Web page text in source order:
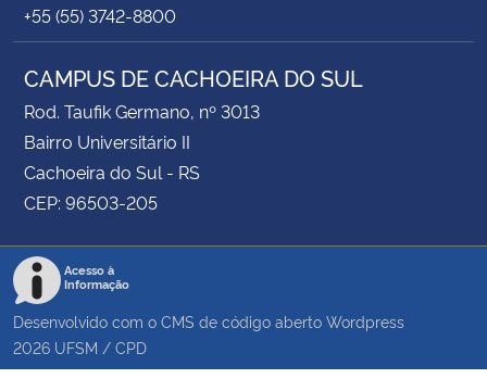
+55 (55) 3742-8800
CAMPUS DE CACHOEIRA DO SUL
Rod. Taufik Germano, nº 3013
Bairro Universitário II
Cachoeira do Sul - RS
CEP: 96503-205
Acesso à
Informação
Desenvolvido com o CMS de código aberto Wordpress
2026 UFSM / CPD